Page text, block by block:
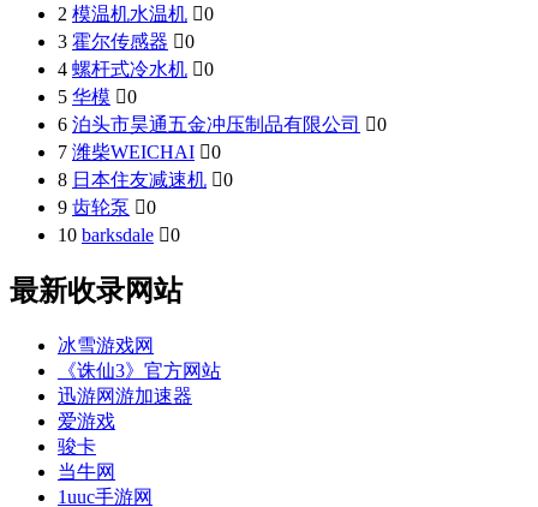
2 模温机水温机 0
3 霍尔传感器 0
4 螺杆式冷水机 0
5 华模 0
6 泊头市昊通五金冲压制品有限公司 0
7 潍柴WEICHAI 0
8 日本住友减速机 0
9 齿轮泵 0
10 barksdale 0
最新收录网站
冰雪游戏网
《诛仙3》官方网站
迅游网游加速器
爱游戏
骏卡
当牛网
1uuc手游网